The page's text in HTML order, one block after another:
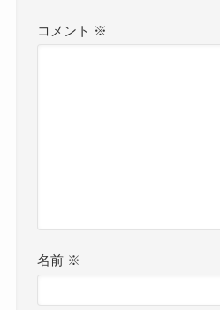
コメント ※
名前 ※